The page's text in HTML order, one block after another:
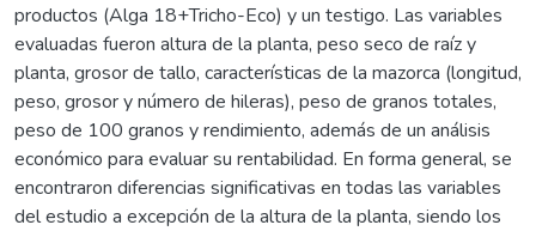
productos (Alga 18+Tricho-Eco) y un testigo. Las variables
evaluadas fueron altura de la planta, peso seco de raíz y
planta, grosor de tallo, características de la mazorca (longitud,
peso, grosor y número de hileras), peso de granos totales,
peso de 100 granos y rendimiento, además de un análisis
económico para evaluar su rentabilidad. En forma general, se
encontraron diferencias significativas en todas las variables
del estudio a excepción de la altura de la planta, siendo los